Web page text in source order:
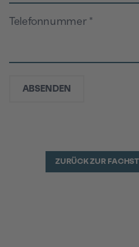
Telefonnummer *
ABSENDEN
ZURÜCK ZUR